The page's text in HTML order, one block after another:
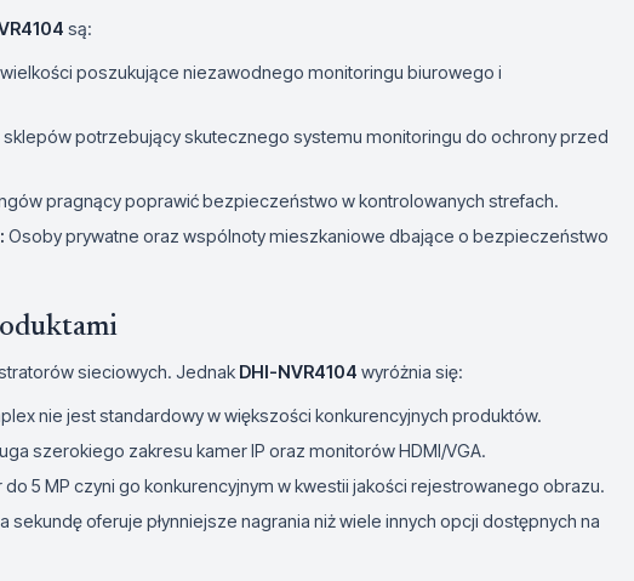
są:
poszukujące niezawodnego monitoringu biurowego i
sklepów potrzebujący skutecznego systemu monitoringu do ochrony przed
pragnący poprawić bezpieczeństwo w kontrolowanych strefach.
Osoby prywatne oraz wspólnoty mieszkaniowe dbające o bezpieczeństwo
sieciowych. Jednak DHI-NVR4104 wyróżnia się:
nie jest standardowy w większości konkurencyjnych produktów.
szerokiego zakresu kamer IP oraz monitorów HDMI/VGA.
do 5 MP czyni go konkurencyjnym w kwestii jakości rejestrowanego obrazu.
sekundę oferuje płynniejsze nagrania niż wiele innych opcji dostępnych na